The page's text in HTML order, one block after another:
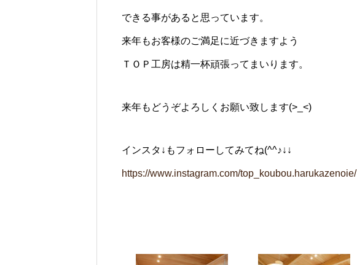
できる事があると思っています。
来年もお客様のご満足に近づきますよう
ＴＯＰ工房は精一杯頑張ってまいります。
来年もどうぞよろしくお願い致します(>_<)
インスタ↓もフォローしてみてね(^^♪↓↓
https://www.instagram.com/top_koubou.harukazenoie/